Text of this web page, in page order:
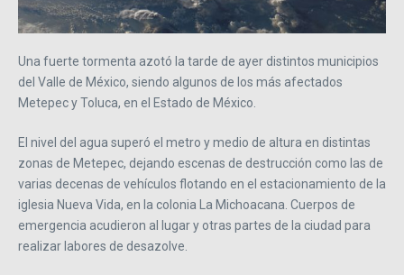
Una fuerte tormenta azotó la tarde de ayer distintos municipios
del Valle de México, siendo algunos de los más afectados
Metepec y Toluca, en el Estado de México.
El nivel del agua superó el metro y medio de altura en distintas
zonas de Metepec, dejando escenas de destrucción como las de
varias decenas de vehículos flotando en el estacionamiento de la
iglesia Nueva Vida, en la colonia La Michoacana. Cuerpos de
emergencia acudieron al lugar y otras partes de la ciudad para
realizar labores de desazolve.